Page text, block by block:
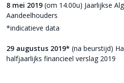
8 mei 2019 (om 14.00u) Jaarlijkse
Aandeelhouders
*indicatieve data
29 augustus 2019* (na beurstijd)
halfjaarlijks financieel verslag 2019